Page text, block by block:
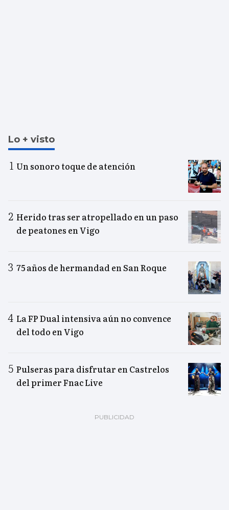
Lo + visto
Un sonoro toque de atención
Herido tras ser atropellado en un paso
de peatones en Vigo
75 años de hermandad en San Roque
La FP Dual intensiva aún no convence
del todo en Vigo
Pulseras para disfrutar en Castrelos
del primer Fnac Live